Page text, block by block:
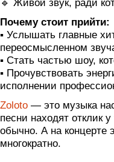
🔹 Живой звук, ради
Почему стоит прийти:
▪️ Услышать главные
переосмысленном
▪️ Стать частью шоу,
▪️ Прочувствовать
исполнении
Zoloto — это музыка
песни находят отклик
обычно. А на концерте
многократно.